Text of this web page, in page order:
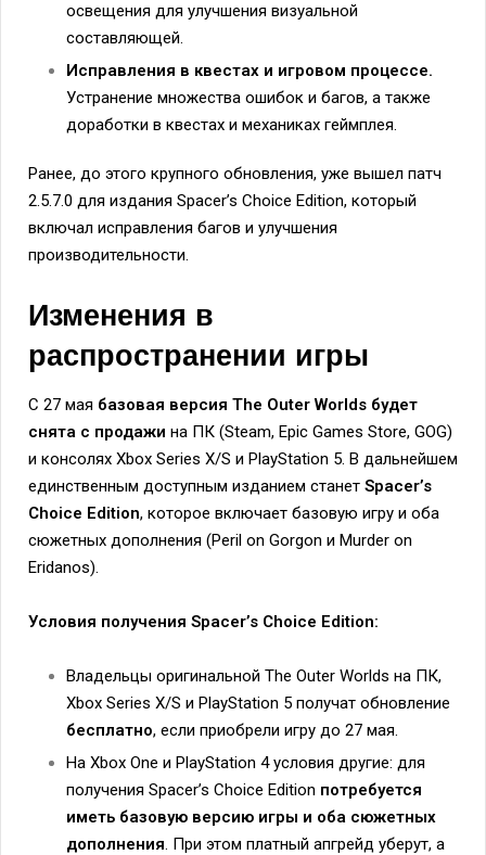
освещения для улучшения визуальной
составляющей.
Исправления в квестах и игровом процессе.
Устранение множества ошибок и багов, а также
доработки в квестах и механиках геймплея.
Ранее, до этого крупного обновления, уже вышел патч
2.5.7.0 для издания Spacer’s Choice Edition, который
включал исправления багов и улучшения
производительности.
Изменения в
распространении игры
С 27 мая базовая версия The Outer Worlds будет
снята с продажи на ПК (Steam, Epic Games Store, GOG)
и консолях Xbox Series X/S и PlayStation 5. В дальнейшем
единственным доступным изданием станет Spacer’s
Choice Edition, которое включает базовую игру и оба
сюжетных дополнения (Peril on Gorgon и Murder on
Eridanos).
Условия получения Spacer’s Choice Edition:
Владельцы оригинальной The Outer Worlds на ПК,
Xbox Series X/S и PlayStation 5 получат обновление
бесплатно, если приобрели игру до 27 мая.
На Xbox One и PlayStation 4 условия другие: для
получения Spacer’s Choice Edition потребуется
иметь базовую версию игры и оба сюжетных
дополнения. При этом платный апгрейд уберут, а